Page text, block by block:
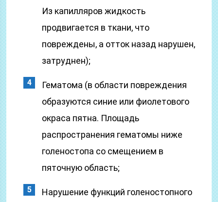
Из капилляров жидкость
продвигается в ткани, что
повреждены, а отток назад нарушен,
затруднен);
Гематома (в области повреждения
образуются синие или фиолетового
окраса пятна. Площадь
распространения гематомы ниже
голеностопа со смещением в
пяточную область;
Нарушение функций голеностопного